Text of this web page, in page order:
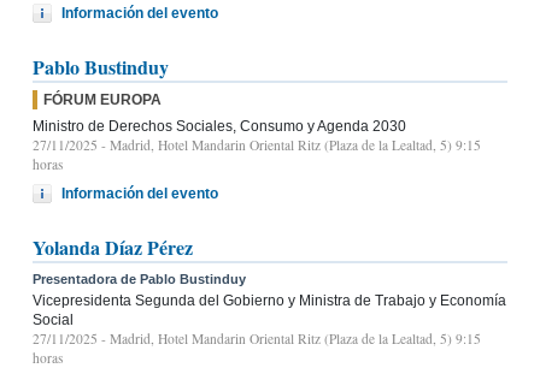
Información del evento
Pablo Bustinduy
FÓRUM EUROPA
Ministro de Derechos Sociales, Consumo y Agenda 2030
27/11/2025 - Madrid, Hotel Mandarin Oriental Ritz (Plaza de la Lealtad, 5) 9:15
horas
Información del evento
Yolanda Díaz Pérez
Presentadora de Pablo Bustinduy
Vicepresidenta Segunda del Gobierno y Ministra de Trabajo y Economía
Social
27/11/2025 - Madrid, Hotel Mandarin Oriental Ritz (Plaza de la Lealtad, 5) 9:15
horas